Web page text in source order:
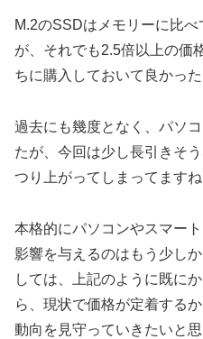
M.2のSSDはメモリーに比
が、それでも2.5倍以上の価
ちに購入しておいて良かった
過去にも幾度となく、パソ
たが、今回は少し長引きそ
つり上がってしまってますね
本格的にパソコンやスマー
影響を与えるのはもう少し
しては、上記のように既に
ら、現状で価格が定着する
動向を見守っていきたいと思